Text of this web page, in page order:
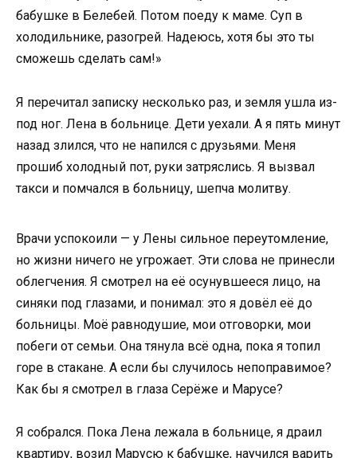
бабушке в Белебей. Потом поеду к маме. Суп в
холодильнике, разогрей. Надеюсь, хотя бы это ты
сможешь сделать сам!»
Я перечитал записку несколько раз, и земля ушла из-
под ног. Лена в больнице. Дети уехали. А я пять минут
назад злился, что не напился с друзьями. Меня
прошиб холодный пот, руки затряслись. Я вызвал
такси и помчался в больницу, шепча молитву.
Врачи успокоили — у Лены сильное переутомление,
но жизни ничего не угрожает. Эти слова не принесли
облегчения. Я смотрел на её осунувшееся лицо, на
синяки под глазами, и понимал: это я довёл её до
больницы. Моё равнодушие, мои отговорки, мои
побеги от семьи. Она тянула всё одна, пока я топил
горе в стакане. А если бы случилось непоправимое?
Как бы я смотрел в глаза Серёже и Марусе?
Я собрался. Пока Лена лежала в больнице, я драил
квартиру, возил Марусю к бабушке, научился варить